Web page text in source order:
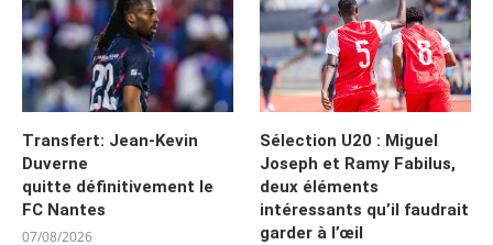
Transfert: Jean-Kevin
Duverne
quitte définitivement le
FC Nantes
07/08/2026
Sélection U20 : Miguel
Joseph et Ramy Fabilus,
deux éléments
intéressants qu’il faudrait
garder à l’œil